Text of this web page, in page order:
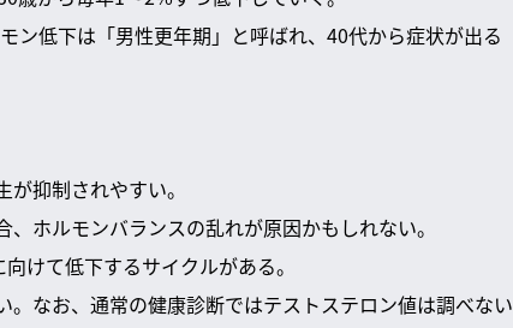
ン低下は「男性更年期」と呼ばれ、40代から症状が出る
抑制されやすい。
ホルモンバランスの乱れが原因かもしれない。
けて低下するサイクルがある。
なお、通常の健康診断ではテストステロン値は調べない